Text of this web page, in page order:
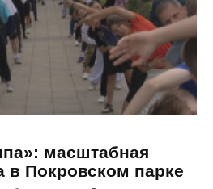
масштабная
в Покровском парке